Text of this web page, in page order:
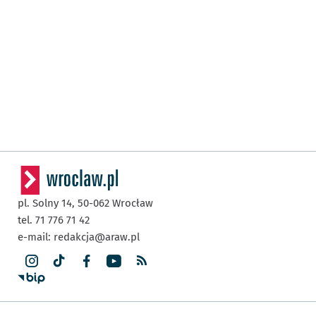
pl. Solny 14, 50-062 Wrocław
tel. 71 776 71 42
e-mail: redakcja@araw.pl